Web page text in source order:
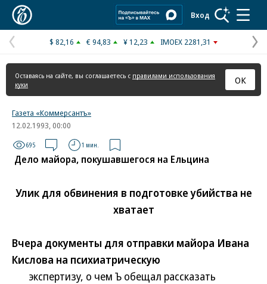
Вход
Предыдущая
страница
$ 82,16 € 94,83 ¥ 12,23 IMOEX 2281,31
Оставаясь на сайте, вы соглашаетесь с правилами использования
куки
ОК
Газета «Коммерсантъ»
12.02.1993, 00:00
695 1 мин.
Дело майора, покушавшегося на Ельцина
Улик для обвинения в подготовке убийства не
хватает
Вчера документы для отправки майора Ивана
Кислова на психиатрическую
экспертизу, о чем Ъ обещал рассказать